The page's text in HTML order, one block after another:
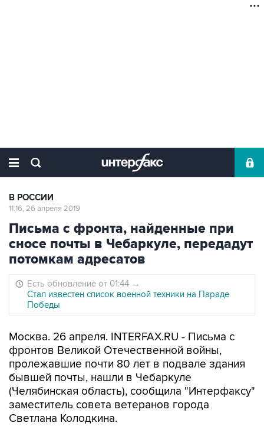
В РОССИИ
11:16, 26 апреля 2019
Письма с фронта, найденные при
сносе почты в Чебаркуле, передадут
потомкам адресатов
Есть обновление от 01:44 →
Стал известен список военной техники на Параде
Победы
Москва. 26 апреля. INTERFAX.RU - Письма с
фронтов Великой Отечественной войны,
пролежавшие почти 80 лет в подвале здания
бывшей почты, нашли в Чебаркуле
(Челябинская область), сообщила "Интерфаксу"
заместитель совета ветеранов города
Светлана Колодкина.